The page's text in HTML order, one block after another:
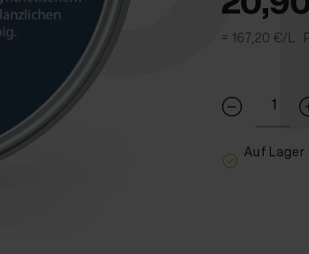
= 167,20 €/L ·
Auf Lager